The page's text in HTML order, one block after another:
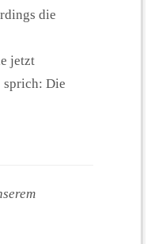
die
jetzt
sprich: Die